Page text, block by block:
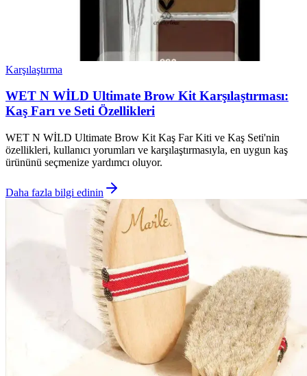
Karşılaştırma
WET N WİLD Ultimate Brow Kit Karşılaştırması:
Kaş Farı ve Seti Özellikleri
WET N WİLD Ultimate Brow Kit Kaş Far Kiti ve Kaş Seti'nin
özellikleri, kullanıcı yorumları ve karşılaştırmasıyla, en uygun kaş
ürününü seçmenize yardımcı oluyor.
Daha fazla bilgi edinin